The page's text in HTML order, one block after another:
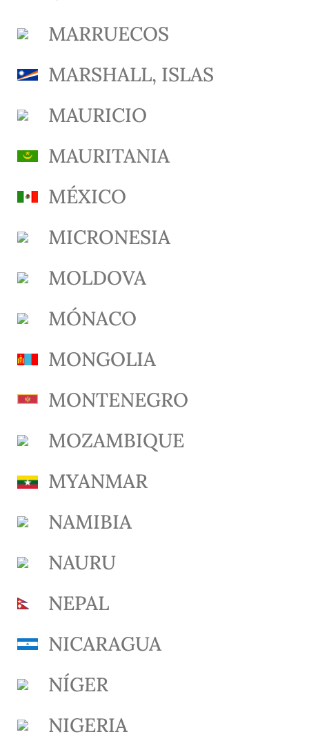
MARRUECOS
MARSHALL, ISLAS
MAURICIO
MAURITANIA
MÉXICO
MICRONESIA
MOLDOVA
MÓNACO
MONGOLIA
MONTENEGRO
MOZAMBIQUE
MYANMAR
NAMIBIA
NAURU
NEPAL
NICARAGUA
NÍGER
NIGERIA